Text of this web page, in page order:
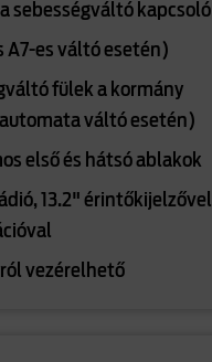
sebességváltó kapcsoló
A7-es váltó esetén)
fülek a kormány
váltó esetén)
első és hátsó ablakok
13.2" érintőkijelzővel
vezérelhető